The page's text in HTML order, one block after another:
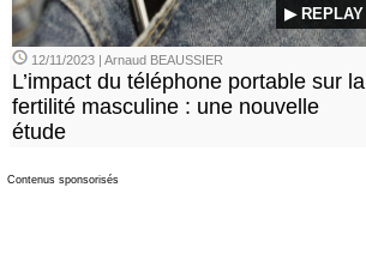
▶ REPLAY
12/11/2023 | Arnaud BEAUSSIER
L’impact du téléphone portable sur la
fertilité masculine : une nouvelle
étude
Contenus sponsorisés